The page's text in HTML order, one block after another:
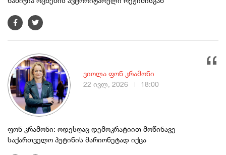
ფონ კრამონი: ოდესღაც დემოკრატიით მოწინავე
საქართველო პუტინის მარიონეტად იქცა
ვიოლა ფონ კრამონი
22 ივლ, 2026
18:00